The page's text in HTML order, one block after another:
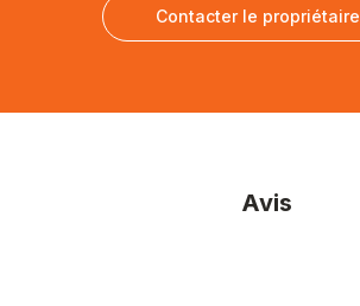
Contacter le propriétaire
Avis